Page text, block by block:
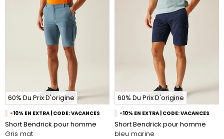
60% Du Prix D'origine
-10% EN EXTRA | CODE: VACANCES
Short Bendrick pour homme
Gris mat
60% Du Prix D'origine
-10% EN EXTRA | CODE: VACANCES
Short Bendrick pour homme
bleu marine